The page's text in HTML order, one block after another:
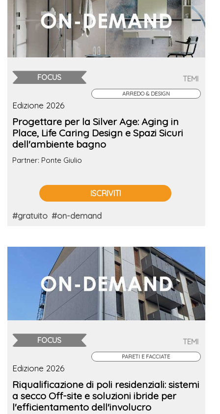
FOCUS TEMI
ARREDO & DESIGN
Edizione 2026
Progettare per la Silver Age: Aging in
Place, Life Caring Design e Spazi Sicuri
dell'ambiente bagno
Partner: Ponte Giulio
ISCRIVITI
#gratuito #on-demand
FOCUS TEMI
PARETI E FACCIATE
Edizione 2026
Riqualificazione di poli residenziali: sistemi
a secco Off-site e soluzioni ibride per
l'efficientamento dell'involucro